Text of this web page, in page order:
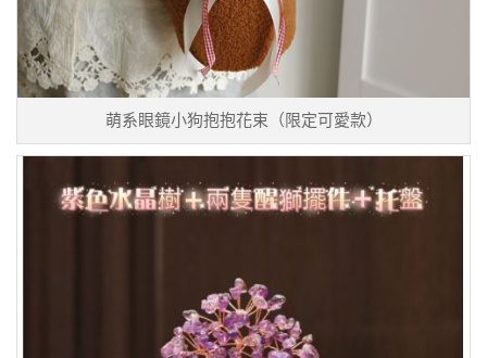
萌系眼鏡小狗抱抱花束（限定可愛款）